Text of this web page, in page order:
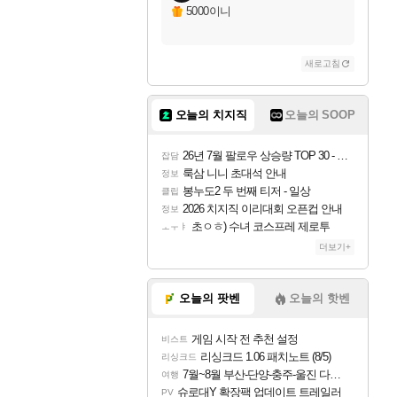
5000이니
새로고침
오늘의 치지직 오늘의 SOOP
잡담 26년 7월 팔로우 상승량 TOP 30 - 월간 치지직
정보 룩삼 니니 초대석 안내
클립 봉누도2 두 번째 티저 - 일상
정보 2026 치지직 이리대회 오픈컵 안내
ㅗㅜㅑ 초ㅇㅎ) 수녀 코스프레 제로투
더보기+
오늘의 팟벤 오늘의 핫벤
비스트 게임 시작 전 추천 설정
리싱크드 리싱크드 1.06 패치노트 (8/5)
여행 7월~8월 부산-단양-충주-울진 다녀왔어요~
PV 슈로대Y 확장팩 업데이트 트레일러